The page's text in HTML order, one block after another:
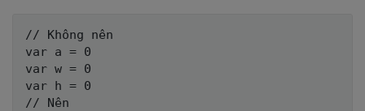
// Không nên
var a = 0
var w = 0
var h = 0
// Nên